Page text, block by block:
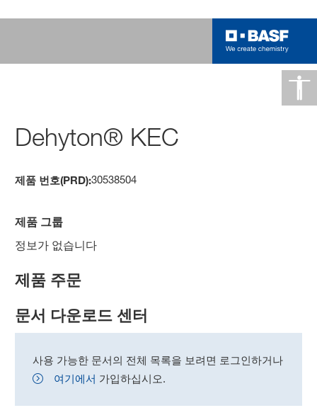
Dehyton® KEC
제품 번호(PRD):30538504
제품 그룹
정보가 없습니다
제품 주문
문서 다운로드 센터
사용 가능한 문서의 전체 목록을 보려면 로그인하거나
여기에서 가입하십시오.